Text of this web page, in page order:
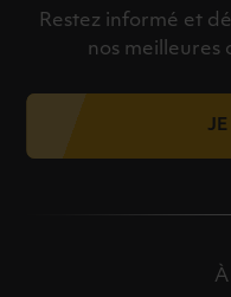
Restez informé et
nos meilleures